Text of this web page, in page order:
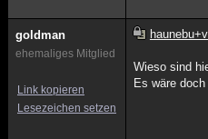
goldman
ehemaliges Mitglied
Link kopieren
Lesezeichen setzen
Wieso sind
Es wäre